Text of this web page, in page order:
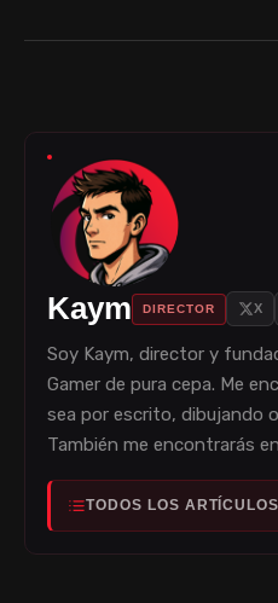
Kaym DIRECTOR X
Soy Kaym, director y
Gamer de pura cepa. Me
sea por escrito, dibujando
También me encontrarás
TODOS LOS ARTÍCULOS